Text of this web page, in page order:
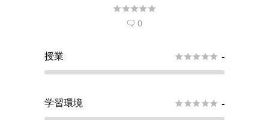

 0
授業  -
学習環境  -